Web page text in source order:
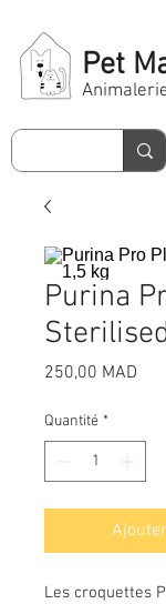
Pet
Purina
250,00 MAD
Quantité *
Les croquettes